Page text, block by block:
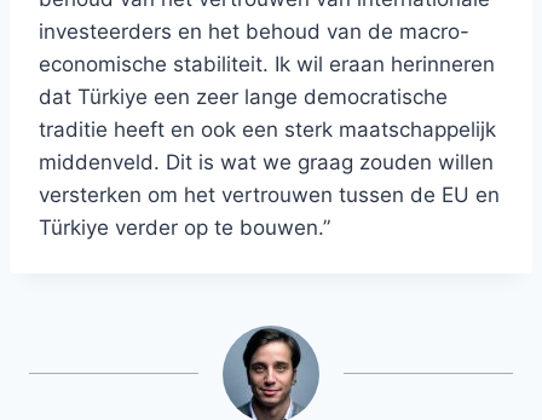
investeerders en het behoud van de macro-
economische stabiliteit. Ik wil eraan herinneren
dat Türkiye een zeer lange democratische
traditie heeft en ook een sterk maatschappelijk
middenveld. Dit is wat we graag zouden willen
versterken om het vertrouwen tussen de EU en
Türkiye verder op te bouwen.”